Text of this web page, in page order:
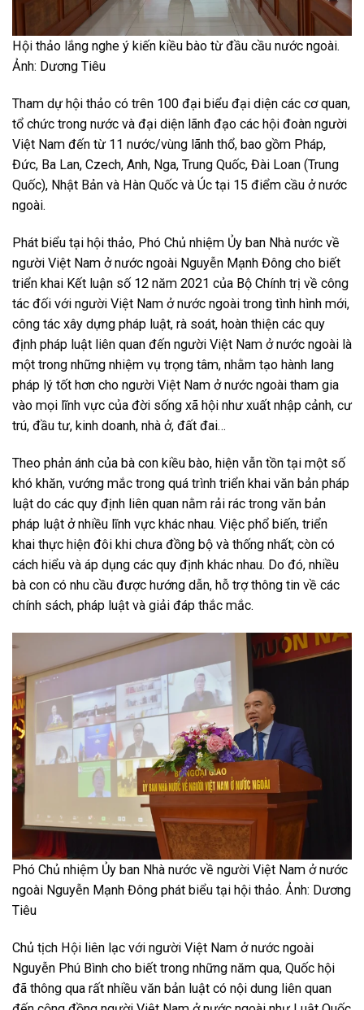
Hội thảo lắng nghe ý kiến kiều bào từ đầu cầu nước ngoài.
Ảnh: Dương Tiêu
Tham dự hội thảo có trên 100 đại biểu đại diện các cơ quan,
tổ chức trong nước và đại diện lãnh đạo các hội đoàn người
Việt Nam đến từ 11 nước/vùng lãnh thổ, bao gồm Pháp,
Đức, Ba Lan, Czech, Anh, Nga, Trung Quốc, Đài Loan (Trung
Quốc), Nhật Bản và Hàn Quốc và Úc tại 15 điểm cầu ở nước
ngoài.
Phát biểu tại hội thảo, Phó Chủ nhiệm Ủy ban Nhà nước về
người Việt Nam ở nước ngoài Nguyễn Mạnh Đông cho biết
triển khai Kết luận số 12 năm 2021 của Bộ Chính trị về công
tác đối với người Việt Nam ở nước ngoài trong tình hình mới,
công tác xây dựng pháp luật, rà soát, hoàn thiện các quy
định pháp luật liên quan đến người Việt Nam ở nước ngoài là
một trong những nhiệm vụ trọng tâm, nhằm tạo hành lang
pháp lý tốt hơn cho người Việt Nam ở nước ngoài tham gia
vào mọi lĩnh vực của đời sống xã hội như xuất nhập cảnh, cư
trú, đầu tư, kinh doanh, nhà ở, đất đai…
Theo phản ánh của bà con kiều bào, hiện vẫn tồn tại một số
khó khăn, vướng mắc trong quá trình triển khai văn bản pháp
luật do các quy định liên quan nằm rải rác trong văn bản
pháp luật ở nhiều lĩnh vực khác nhau. Việc phổ biến, triển
khai thực hiện đôi khi chưa đồng bộ và thống nhất; còn có
cách hiểu và áp dụng các quy định khác nhau. Do đó, nhiều
bà con có nhu cầu được hướng dẫn, hỗ trợ thông tin về các
chính sách, pháp luật và giải đáp thắc mắc.
Phó Chủ nhiệm Ủy ban Nhà nước về người Việt Nam ở nước
ngoài Nguyễn Mạnh Đông phát biểu tại hội thảo. Ảnh: Dương
Tiêu
Chủ tịch Hội liên lạc với người Việt Nam ở nước ngoài
Nguyễn Phú Bình cho biết trong những năm qua, Quốc hội
đã thông qua rất nhiều văn bản luật có nội dung liên quan